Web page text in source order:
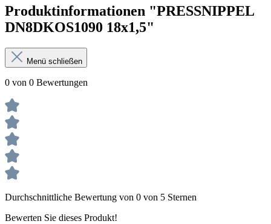
Produktinformationen "PRESSNIPPEL
DN8DKOS1090 18x1,5"
Menü schließen
0 von 0 Bewertungen
Durchschnittliche Bewertung von 0 von 5 Sternen
Bewerten Sie dieses Produkt!